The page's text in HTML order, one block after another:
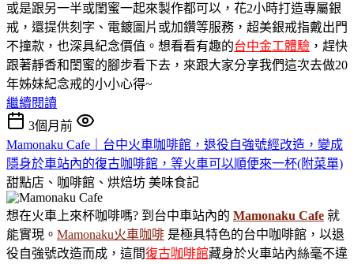
或是跟另一半或閨蜜一起來製作都可以，花2小時打造專屬銀
戒，還提供刻字、電鍍圖片或加鑽等服務，超美銀戒指戴出門
不撞款，也深具紀念價值。想看看有趣的台中金工體驗 ，趕快
跟著靜香和閨蜜的腳步看下去，來跟大家分享我們這次去做20
年姊妹紀念戒的小小心得~
繼續閱讀
3個月前
Mamonaku Cafe｜台中火車咖啡館，退役自強號經改造，變成
隱身於車站內的復古咖啡館，等火車可以順便來一杯(附菜單)
甜點店、咖啡館、烘焙坊 美味食記
想在火車上來杯咖啡嗎? 到台中車站內的 Mamonaku Cafe 就
能實現。 Mamonaku火車咖啡 是極具特色的台中咖啡館，以退
役自強號改造而成，這間復古咖啡館藏身於火車站內絲毫不違